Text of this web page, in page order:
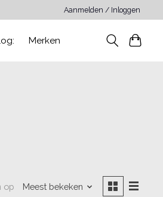
Aanmelden / Inloggen
Merken
op Meest bekeken